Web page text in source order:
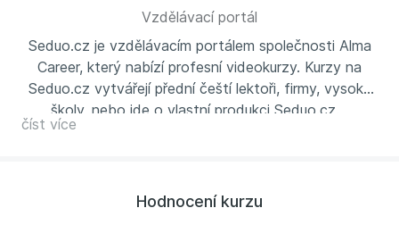
Vzdělávací portál
Seduo.cz je vzdělávacím portálem společnosti Alma
Career, který nabízí profesní videokurzy. Kurzy na
Seduo.cz vytvářejí přední čeští lektoři, firmy, vysoké
školy, nebo jde o vlastní produkci Seduo.cz.
číst více
Hodnocení kurzu